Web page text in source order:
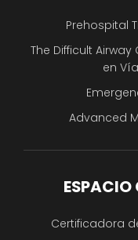
Prehospital
The Difficult
en
Advanced
ESPACIO
Certificadora